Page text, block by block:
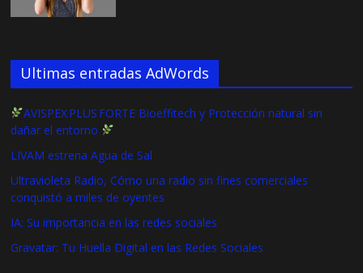
Ultimas entradas AdWords
AVISPEX PLUS FORTE Bioeffitech y Protección natural sin
dañar el entorno
LIVAM estrena Agua de Sal
Ultravioleta Radio, Cómo una radio sin fines comerciales
conquistó a miles de oyentes
IA: Su importancia en las redes sociales
Gravatar: Tu Huella Digital en las Redes Sociales